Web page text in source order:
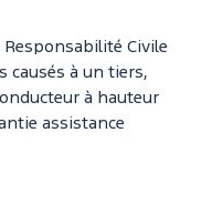
Responsabilité Civile
causés à un tiers,
à hauteur
assistance